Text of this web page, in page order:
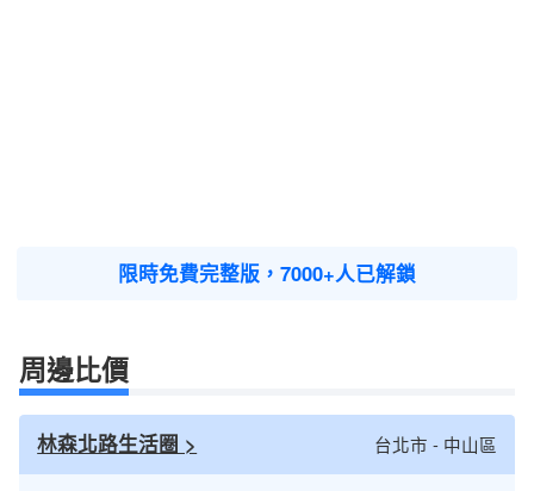
限時免費完整版，7000+人已解鎖
周邊比價
林森北路生活圈 > 台北市 - 中山區